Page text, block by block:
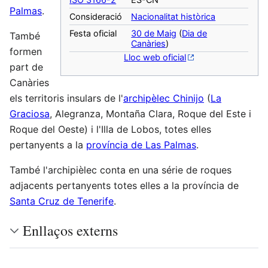
Consideració
Nacionalitat històrica
Festa oficial
30 de Maig (Dia de
Canàries)
Lloc web oficial
Palmas.
També
formen
part de
Canàries
els territoris insulars de l'archipèlec Chinijo (La
Graciosa, Alegranza, Montaña Clara, Roque del Este i
Roque del Oeste) i l'Illa de Lobos, totes elles
pertanyents a la província de Las Palmas.
També l'archipièlec conta en una série de roques
adjacents pertanyents totes elles a la província de
Santa Cruz de Tenerife.
Enllaços externs